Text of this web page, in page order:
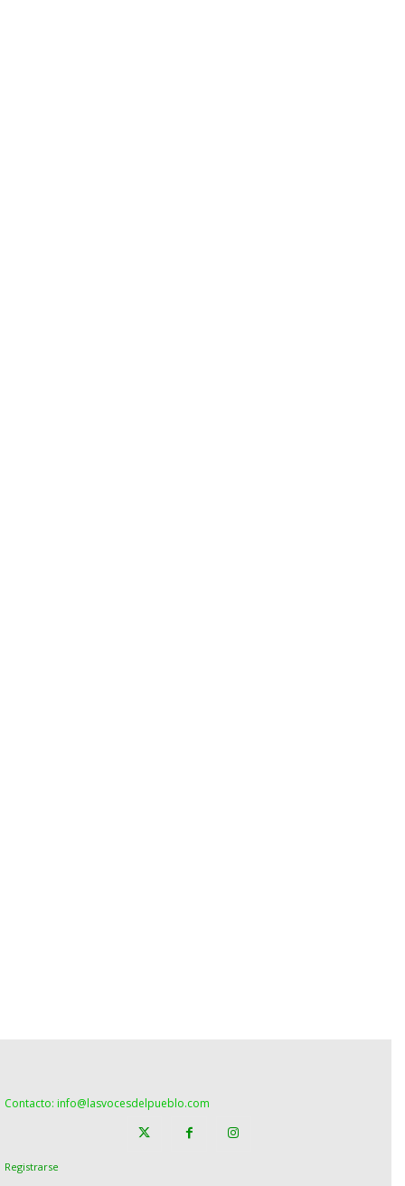
Contacto: info@lasvocesdelpueblo.com
Registrarse